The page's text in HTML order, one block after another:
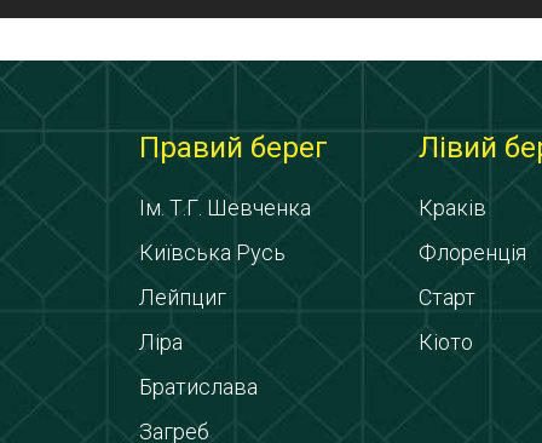
Правий берег
Ім. Т.Г. Шевченка
Київська Русь
Лейпциг
Ліра
Братислава
Загреб
Лівий
Краків
Флоренція
Старт
Кіото